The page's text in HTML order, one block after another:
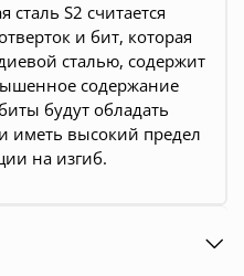
S2 считается
и бит, которая
сталью, содержит
содержание
будут обладать
иметь высокий предел
на изгиб.